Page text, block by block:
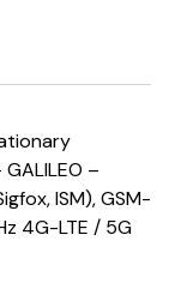
–
ISM), GSM-
4G-LTE / 5G